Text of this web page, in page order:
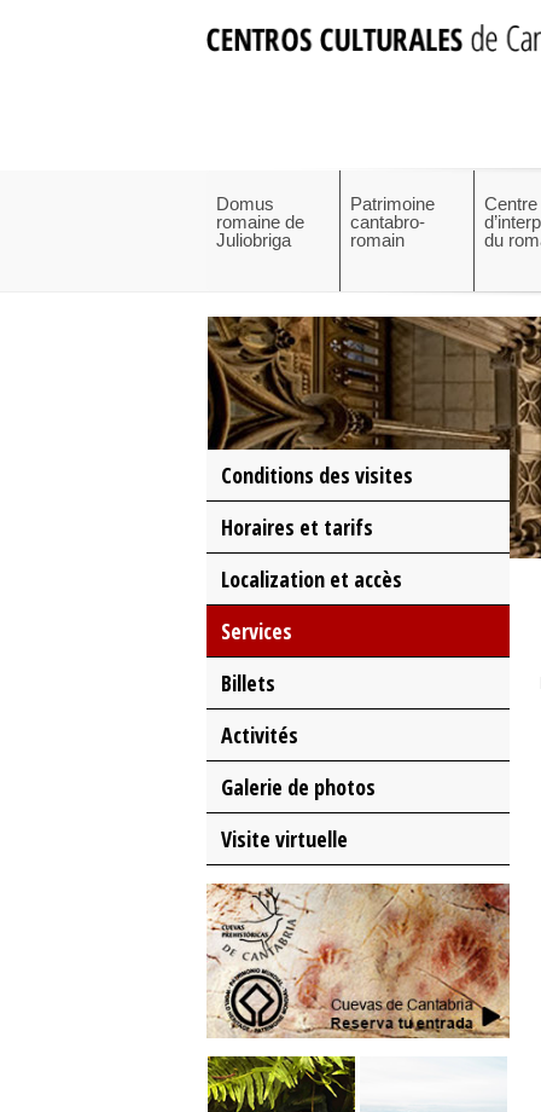
Domus
romaine de
Juliobriga
Patrimoine
cantabro-
romain
Centre
du
Conditions des visites
Horaires et tarifs
Localization et accès
Services
Billets
Activités
Galerie de photos
Visite virtuelle